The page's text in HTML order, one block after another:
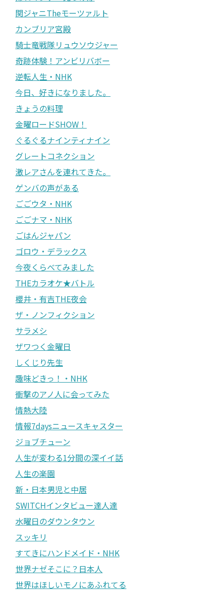
関ジャニTheモーツァルト
カンブリア宮殿
騎士竜戦隊リュウソウジャー
奇跡体験！アンビリバボー
逆転人生・NHK
今日、好きになりました。
きょうの料理
金曜ロードSHOW！
ぐるぐるナインティナイン
グレートコネクション
激レアさんを連れてきた。
ゲンバの声がある
ごごウタ・NHK
ごごナマ・NHK
ごはんジャパン
ゴロウ・デラックス
今夜くらべてみました
THEカラオケ★バトル
櫻井・有吉THE夜会
ザ・ノンフィクション
サラメシ
ザワつく金曜日
しくじり先生
趣味どきっ！・NHK
衝撃のアノ人に会ってみた
情熱大陸
情報7daysニュースキャスター
ジョブチューン
人生が変わる1分間の深イイ話
人生の楽園
新・日本男児と中居
SWITCHインタビュー達人達
水曜日のダウンタウン
スッキリ
すてきにハンドメイド・NHK
世界ナゼそこに？日本人
世界はほしいモノにあふれてる